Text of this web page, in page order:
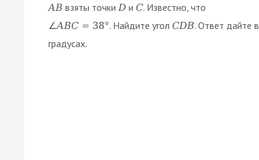
AB взяты точки D и C. Известно, что
∠ABC = 38°. Найдите уголCDB. Ответ дайте в
градусах.